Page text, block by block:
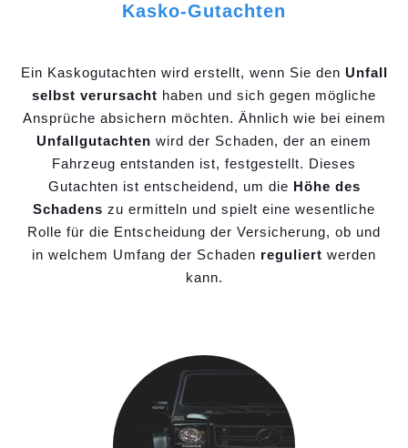
Kasko-Gutachten
Ein Kaskogutachten wird erstellt, wenn Sie den Unfall
selbst verursacht haben und sich gegen mögliche
Ansprüche absichern möchten. Ähnlich wie bei einem
Unfallgutachten wird der Schaden, der an einem
Fahrzeug entstanden ist, festgestellt. Dieses
Gutachten ist entscheidend, um die Höhe des
Schadens zu ermitteln und spielt eine wesentliche
Rolle für die Entscheidung der Versicherung, ob und
in welchem Umfang der Schaden reguliert werden
kann.